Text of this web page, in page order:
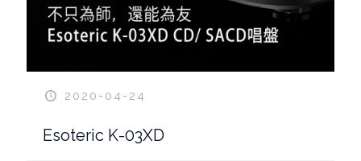
2020-04-24
Esoteric K-03XD